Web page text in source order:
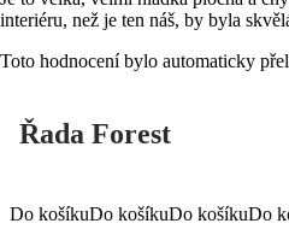
interiéru, než je ten náš, by byla
Toto hodnocení bylo automaticky
Řada Forest
Do košíkuDo košíkuDo košíkuDo